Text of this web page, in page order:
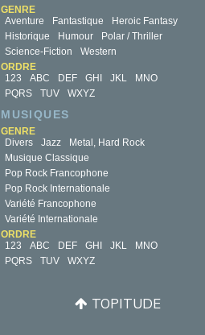
GENRE
Aventure
Fantastique
Heroic Fantasy
Historique
Humour
Polar / Thriller
Science-Fiction
Western
ORDRE
123
ABC DEF GHI JKL
MNO
PQRS
TUV WXYZ
MUSIQUES
GENRE
Divers
Jazz
Metal, Hard Rock
Musique Classique
Pop Rock Francophone
Pop Rock Internationale
Variété Francophone
Variété Internationale
ORDRE
123
ABC DEF GHI JKL
MNO
PQRS
TUV WXYZ
TOPITUDE